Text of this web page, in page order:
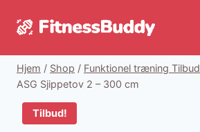
Hjem / Shop / Funktionel træning Tilbud
ASG Sjippetov 2 – 300 cm
Tilbud!